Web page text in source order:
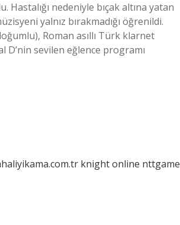
nedeniyle bıçak altına yatan
yalnız bırakmadığı öğrenildi.
Roman asıllı Türk klarnet
D’nin sevilen eğlence programı
knight online nttgame